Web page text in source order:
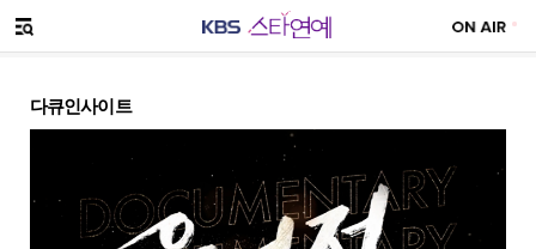
메뉴 열기
다큐인사이트